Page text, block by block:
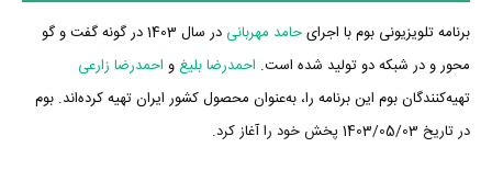
برنامه تلویزیونی بوم با اجرایحامد مهربانی
در سال 1403 در گونه گفت و گو
محور و در شبکه دو تولید شده است. احمدرضا بلیغ و احمدرضا زارعی
تهیه‌کنندگان بوم این برنامه را، به‌عنوان محصول کشور ایران تهیه کرده‌اند. بوم
در تاریخ 1403/05/03 پخش خود را آغاز کرد.